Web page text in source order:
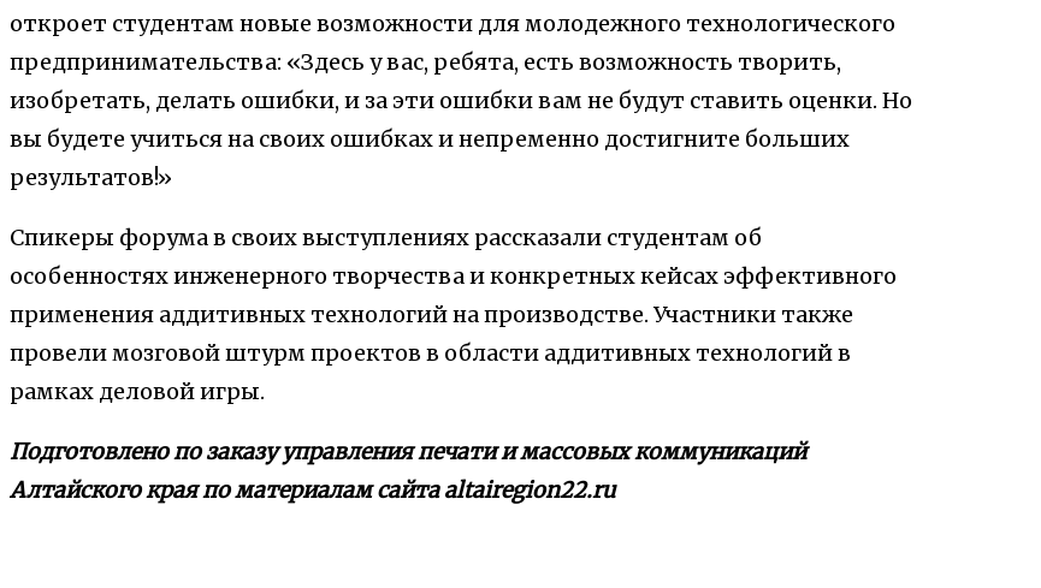
откроет студентам новые возможности для молодежного технологического
предпринимательства: «Здесь у вас, ребята, есть возможность творить,
изобретать, делать ошибки, и за эти ошибки вам не будут ставить оценки. Но
вы будете учиться на своих ошибках и непременно достигните больших
результатов!»
Спикеры форума в своих выступлениях рассказали студентам об
особенностях инженерного творчества и конкретных кейсах эффективного
применения аддитивных технологий на производстве. Участники также
провели мозговой штурм проектов в области аддитивных технологий в
рамках деловой игры.
Подготовлено по заказу управления печати и массовых коммуникаций
Алтайского края по материалам сайта altairegion22.ru